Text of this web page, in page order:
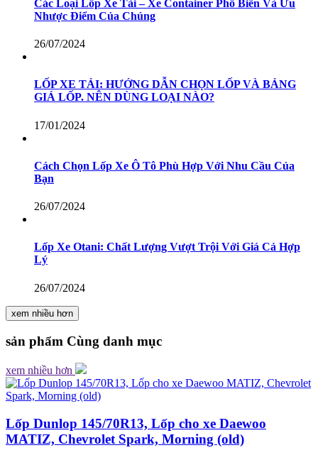
Các Loại Lốp Xe Tải – Xe Container Phổ Biến Và Ưu
Nhược Điểm Của Chúng
26/07/2024
LỐP XE TẢI: HƯỚNG DẪN CHỌN LỐP VÀ BẢNG
GIÁ LỐP. NÊN DÙNG LOẠI NÀO?
17/01/2024
Cách Chọn Lốp Xe Ô Tô Phù Hợp Với Nhu Cầu Của
Bạn
26/07/2024
Lốp Xe Otani: Chất Lượng Vượt Trội Với Giá Cả Hợp
Lý
26/07/2024
xem nhiều hơn
sản phẩm Cùng danh mục
xem nhiều hơn
Lốp Dunlop 145/70R13, Lốp cho xe Daewoo
MATIZ, Chevrolet Spark, Morning (old)